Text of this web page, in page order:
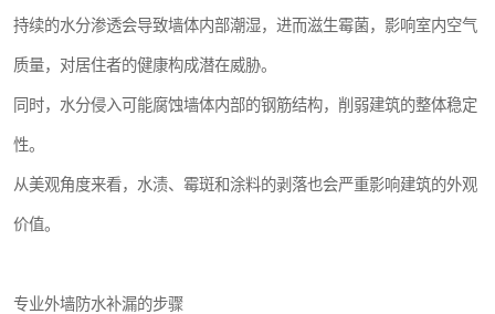
持续的水分渗透会导致墙体内部潮湿，进而滋生霉菌，影响室内空气
质量，对居住者的健康构成潜在威胁。
同时，水分侵入可能腐蚀墙体内部的钢筋结构，削弱建筑的整体稳定
性。
从美观角度来看，水渍、霉斑和涂料的剥落也会严重影响建筑的外观
价值。
专业外墙防水补漏的步骤